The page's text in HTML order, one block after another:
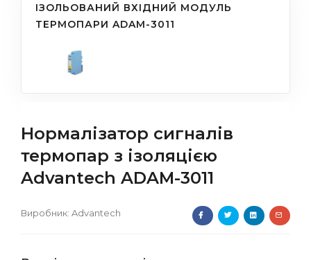
ІЗОЛЬОВАНИЙ ВХІДНИЙ МОДУЛЬ
ТЕРМОПАРИ ADAM-3011
Нормалізатор сигналів
термопар з ізоляцією
Advantech ADAM-3011
Виробник: Advantech